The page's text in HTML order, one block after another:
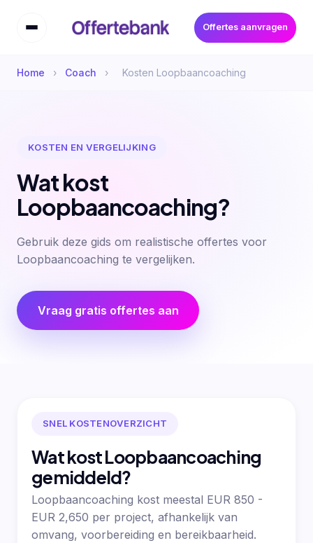
Offertes aanvragen
Home › Coach › Kosten Loopbaancoaching
KOSTEN EN VERGELIJKING
Wat kost
Loopbaancoaching?
Gebruik deze gids om realistische offertes voor
Loopbaancoaching te vergelijken.
Vraag gratis offertes aan
SNEL KOSTENOVERZICHT
Wat kost Loopbaancoaching
gemiddeld?
Loopbaancoaching kost meestal EUR 850 -
EUR 2,650 per project, afhankelijk van
omvang, voorbereiding en bereikbaarheid.